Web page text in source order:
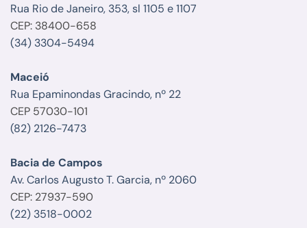
Rua Rio de Janeiro, 353, sl 1105 e 1107
CEP: 38400-658
(34) 3304-5494
Maceió
Rua Epaminondas Gracindo, nº 22
CEP 57030-101
(82) 2126-7473
Bacia de Campos
Av. Carlos Augusto T. Garcia, nº 2060
CEP: 27937-590
(22) 3518-0002